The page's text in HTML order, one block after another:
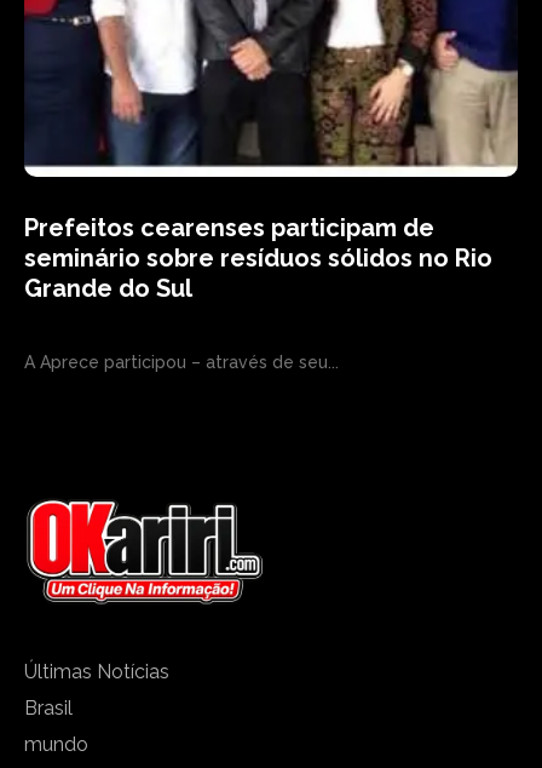
Prefeitos cearenses participam de
seminário sobre resíduos sólidos no Rio
Grande do Sul
A Aprece participou – através de seu...
Últimas Notícias
Brasil
mundo